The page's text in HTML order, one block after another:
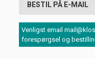
BESTIL PÅ E-MAIL
Venligst email
forespørgsel og